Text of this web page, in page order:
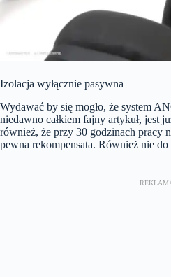
Izolacja wyłącznie pasywna
Wydawać by się mogło, że system
niedawno całkiem fajny artykuł, jest
również, że przy 30 godzinach pracy
pewna rekompensata. Również nie do